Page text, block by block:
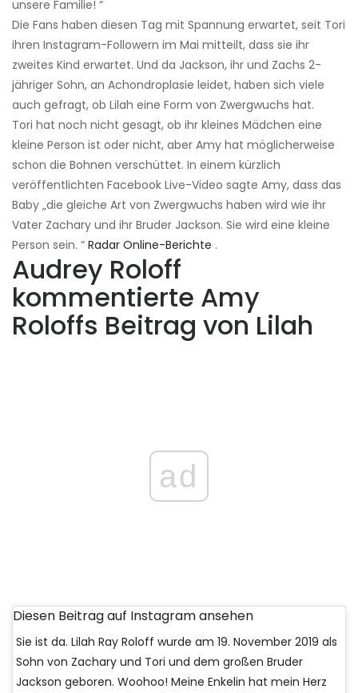
unsere Familie! “
Die Fans haben diesen Tag mit Spannung erwartet, seit Tori
ihren Instagram-Followern im Mai mitteilt, dass sie ihr
zweites Kind erwartet. Und da Jackson, ihr und Zachs 2-
jähriger Sohn, an Achondroplasie leidet, haben sich viele
auch gefragt, ob Lilah eine Form von Zwergwuchs hat.
Tori hat noch nicht gesagt, ob ihr kleines Mädchen eine
kleine Person ist oder nicht, aber Amy hat möglicherweise
schon die Bohnen verschüttet. In einem kürzlich
veröffentlichten Facebook Live-Video sagte Amy, dass das
Baby „die gleiche Art von Zwergwuchs haben wird wie ihr
Vater Zachary und ihr Bruder Jackson. Sie wird eine kleine
Person sein. “ Radar Online-Berichte .
Audrey Roloff
kommentierte Amy
Roloffs Beitrag von Lilah
ad
Diesen Beitrag auf Instagram ansehen
Sie ist da. Lilah Ray Roloff wurde am 19. November 2019 als
Sohn von Zachary und Tori und dem großen Bruder
Jackson geboren. Woohoo! Meine Enkelin hat mein Herz